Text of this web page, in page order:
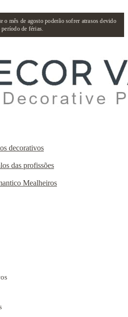
o mês de agosto poderão sofrer atrasos devido
período de férias.
decorativos
das profissões
Mealheiros